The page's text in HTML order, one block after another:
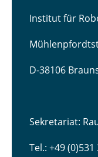
Institut für
D-38106
Sekretariat:
Tel.: +49 (0)531